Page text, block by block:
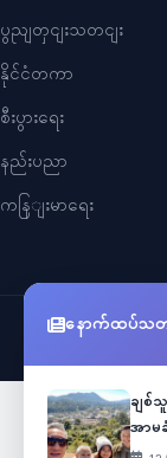
ပွညျတှငျးသတငျး
နိုင်ငံတကာ
စီးပွားရေး
နည်းပညာ
ကနြျးမာရေး
နောက်ထပ်သတင်
ချ
အာမ